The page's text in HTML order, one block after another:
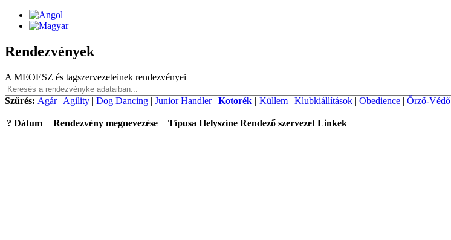
Rendezvények
A MEOESZ és tagszervezeteinek rendezvényei
Szűrés: Agár | Agility | Dog Dancing | Junior Handler| Kotorék | Küllem | Klubkiállítások | Obedience | Őrző-Védő
? Dátum Rendezvény megnevezése Típusa Helyszíne Rendező szervezet Linkek